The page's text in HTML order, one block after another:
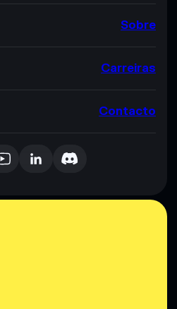
Sobre
Carreiras
Contacto